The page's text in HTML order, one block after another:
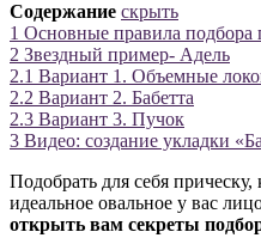
Содержание скрыть
1 Основные правила подбора
2 Звездный пример- Адель
2.1 Вариант 1. Объемные
2.2 Вариант 2. Бабетта
2.3 Вариант 3. Пучок
3 Видео: создание укладки
Подобрать для себя
идеальное овальное у вас
открыть вам секреты